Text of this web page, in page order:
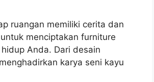
ruangan memiliki cerita dan
menciptakan furniture
Anda. Dari desain
karya seni kayu